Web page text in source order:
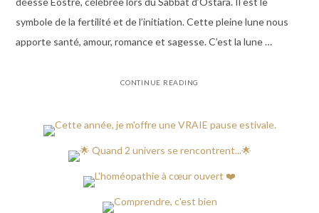
symbole de la fertilité et de l’initiation. Cette pleine lune nous
apporte santé, amour, romance et sagesse. C’est la lune …
CONTINUE READING